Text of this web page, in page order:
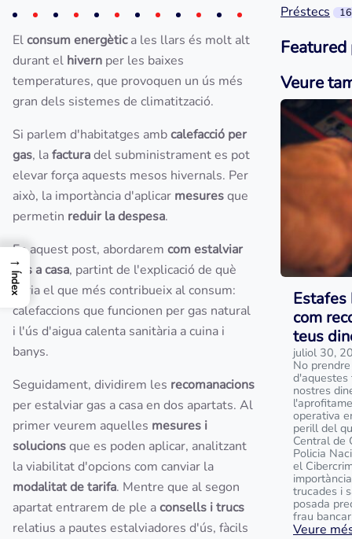
Elconsum energètica les llars és molt alt
durant el hivern per les baixes
temperatures, que provoquen un ús més
gran dels sistemes de climatització.
Si parlem d'habitatges ambcalefacció per
gas, lafacturadel subministrament es pot
elevar força aquests mesos hivernals. Per
això, la importància d'aplicar mesuresque
permetin reduir la despesa.
En aquest post, abordarem com estalviar
gas a casa, partint de l'explicació de què
seria el que més contribueix al consum:
calefaccions que funcionen per gas natural
i l'ús d'aigua calenta sanitària a cuina i
banys.
Seguidament, dividirem les recomanacions
per estalviar gas a casa en dos apartats. Al
primer veurem aquelles mesures i
solucionsque es poden aplicar, analitzant
la viabilitat d'opcions com canviar la
modalitat de tarifa. Mentre que al segon
apartat entrarem de ple aconsells i trucs
relatius a pautes estalviadores d'ús, fàcils
Préstecs
Featured
Veure
Estafes
com
teus
juliol 30,
No
d'aquestes
nostres
operativa
perill del
Central de
Policia
el
trucades i
posada
frau
Veure
→
Índex